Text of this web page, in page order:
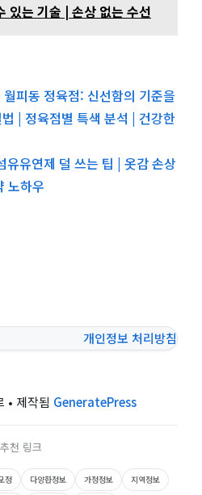
있는 기술 | 손상 없는 수선
피동 정육점: 신선함의 기준을
| 정육점별 특색 분석 | 건강한
유유연제 덜 쓰는 팁 | 옷감 손상
노하우
개인정보 처리방침
• 제작됨 GeneratePress
추천 링크
정 다양한정보 가정정보 지역정보